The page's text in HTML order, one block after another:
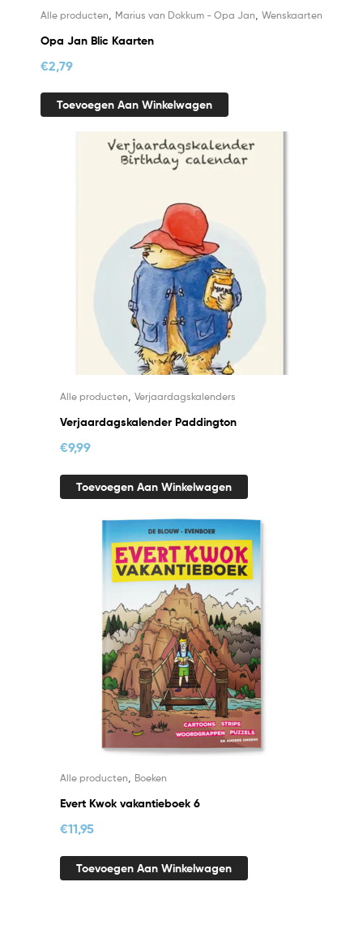
Alle producten Marius van Dokkum - Opa Jan Wenskaarten
Opa Jan Blic Kaarten
€2,79
Toevoegen Aan Winkelwagen
Alle producten Verjaardagskalenders
Verjaardagskalender Paddington
€9,99
Toevoegen Aan Winkelwagen
Alle producten Boeken
Evert Kwok vakantieboek 6
€11,95
Toevoegen Aan Winkelwagen